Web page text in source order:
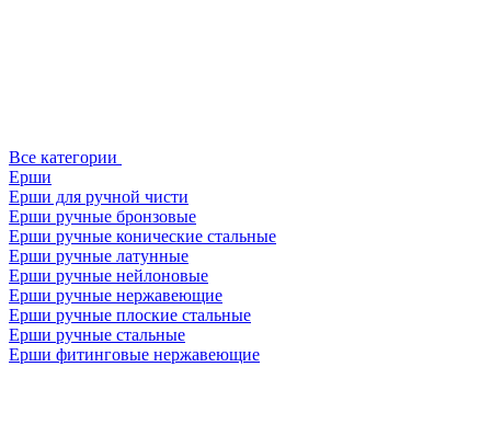
Все категории
Ерши
Ерши для ручной чисти
Ерши ручные бронзовые
Ерши ручные конические стальные
Ерши ручные латунные
Ерши ручные нейлоновые
Ерши ручные нержавеющие
Ерши ручные плоские стальные
Ерши ручные стальные
Ерши фитинговые нержавеющие